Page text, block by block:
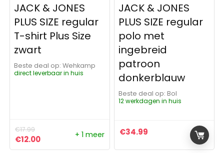
JACK & JONES
PLUS SIZE regular
T-shirt Plus Size
zwart
Beste deal op:
Wehkamp
direct leverbaar in huis
€17.99
Oorspronkelijke prijs was: €17.99.
€12.00Huidige prijs is: €12.00.
+ 1 meer
JACK & JONES
PLUS SIZE regular
polo met
ingebreid
patroon
donkerblauw
Beste deal op:
Bol
12 werkdagen in huis
€34.99